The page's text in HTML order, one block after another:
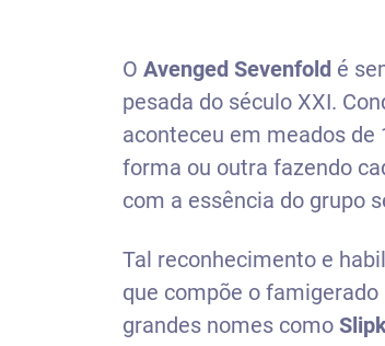
O Avenged Sevenfold é
pesada do século XXI.
aconteceu em meados de
forma ou outra fazendo
com a essência do grupo
Tal reconhecimento e
que compõe o famigerado
grandes nomes como